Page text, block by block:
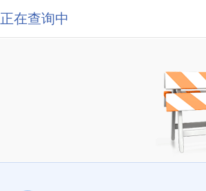
正在查询中